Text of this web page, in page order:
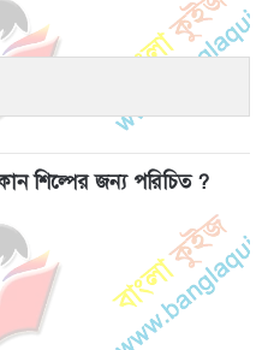
শিল্পের জন্য পরিচিত ?